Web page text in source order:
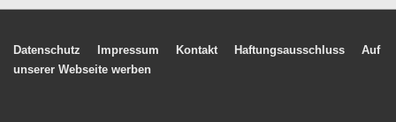
Footer-
Datenschutz Impressum Kontakt Haftungsausschluss
Auf
unserer Webseite werben